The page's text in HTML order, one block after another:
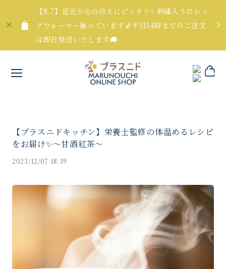
【8.7】足元からの冷えにピッタリ✨刺繍入りのレッ
グウォーマー揃っています🧦平日14時までのご注文
は即日発送いたします🚚
【プラスニドキッチン】栄養士監修の体温めるレシピ
をお届け✨〜甘酒紅茶〜
2023/12/07 18:39